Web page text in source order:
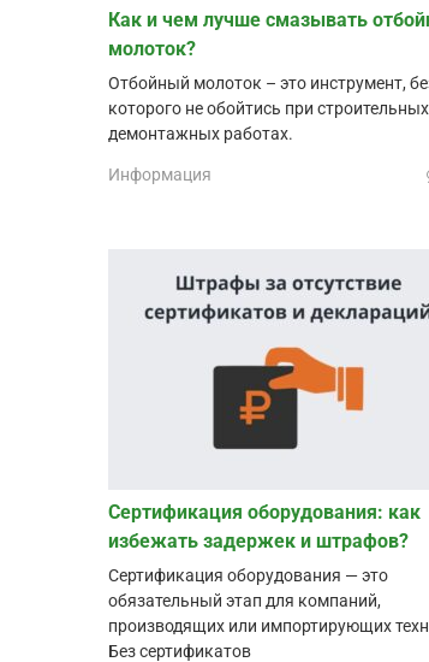
Как и чем лучше смазывать
молоток?
Отбойный молоток – это инструмент,
которого не обойтись при
демонтажных работах.
Информация
Сертификация оборудования: как
избежать задержек и штрафов?
Сертификация оборудования — это
обязательный этап для компаний,
производящих или импортирующих
Без сертификатов